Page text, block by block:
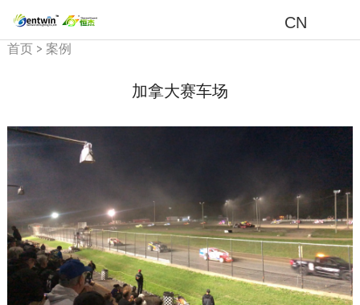
CN
首页 > 案例
加拿大赛车场